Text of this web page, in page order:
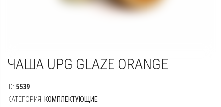
ЧАША UPG GLAZE ORANGE
ID: 5539
КАТЕГОРИЯ: КОМПЛЕКТУЮЩИЕ